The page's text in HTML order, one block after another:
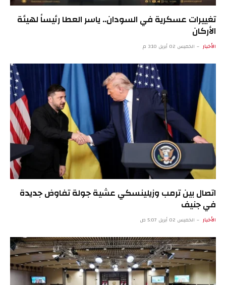
تغييرات عسكرية في السودان.. ياسر العطا رئيساً لهيئة
الأركان
الأخبار الخميس 02 أبريل 3:10 م
اتصال بين ترمب وزيلينسكي عشية جولة تفاوض جديدة
في جنيف
الأخبار الخميس 02 أبريل 5:07 ص